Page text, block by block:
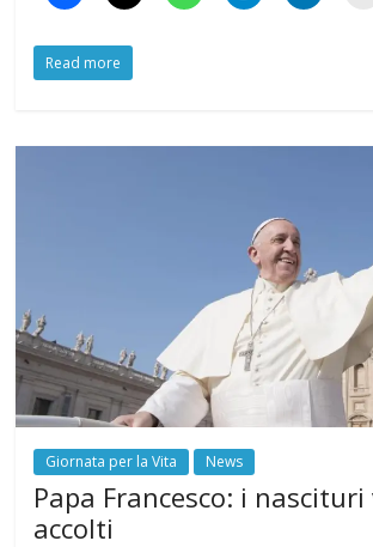
Read more
Giornata per la Vita News
Papa Francesco: i
accolti